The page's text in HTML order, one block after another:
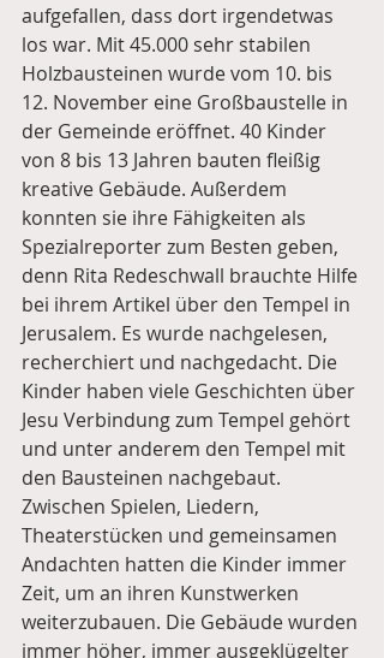
aufgefallen, dass dort irgendetwas
los war. Mit 45.000 sehr stabilen
Holzbausteinen wurde vom 10. bis
12. November eine Großbaustelle in
der Gemeinde eröffnet. 40 Kinder
von 8 bis 13 Jahren bauten fleißig
kreative Gebäude. Außerdem
konnten sie ihre Fähigkeiten als
Spezialreporter zum Besten geben,
denn Rita Redeschwall brauchte Hilfe
bei ihrem Artikel über den Tempel in
Jerusalem. Es wurde nachgelesen,
recherchiert und nachgedacht. Die
Kinder haben viele Geschichten über
Jesu Verbindung zum Tempel gehört
und unter anderem den Tempel mit
den Bausteinen nachgebaut.
Zwischen Spielen, Liedern,
Theaterstücken und gemeinsamen
Andachten hatten die Kinder immer
Zeit, um an ihren Kunstwerken
weiterzubauen. Die Gebäude wurden
immer höher, immer ausgeklügelter